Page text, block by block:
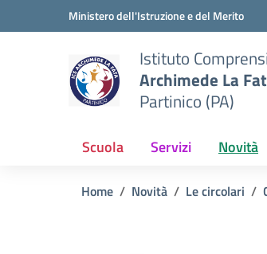
Vai ai contenuti
Vai al menu di navigazioneMinistero dell'Istruzione e del Merito
Istituto
Archimede La
Partinico (PA)
Scuola Servizi Novità
Home Novità Le circolari